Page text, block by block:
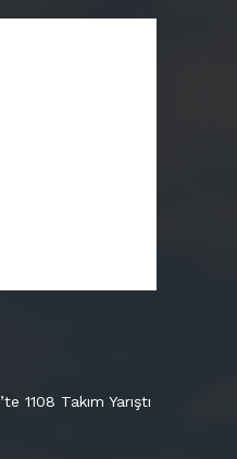
1108 Takım Yarıştı